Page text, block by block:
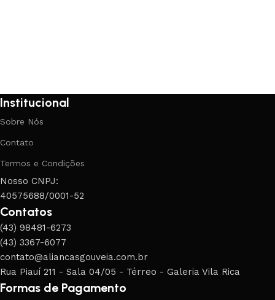
Institucional
Sobre Nós
Contato
Termos e Condições
Nosso CNPJ:
40575688/0001-52
Contatos
(43) 98481-6273
(43) 3367-6077
contato@aliancasgouveia.com.br
Rua Piauí 211 - Sala 04/05 - Térreo - Galeria Vila Rica
Formas de Pagamento